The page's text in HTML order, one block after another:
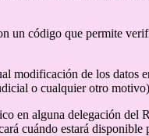
un código que permite
modificación de los datos
o cualquier otro
en alguna delegación del
cuándo estará disponible